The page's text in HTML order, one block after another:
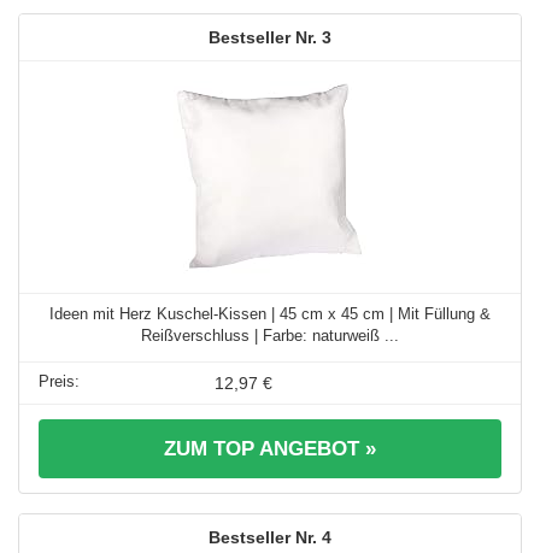
3
Ideen mit Herz Kuschel-Kissen | 45 cm x 45 cm | Mit Füllung &
Reißverschluss | Farbe: naturweiß ...
12,97 €
ZUM TOP ANGEBOT »
4